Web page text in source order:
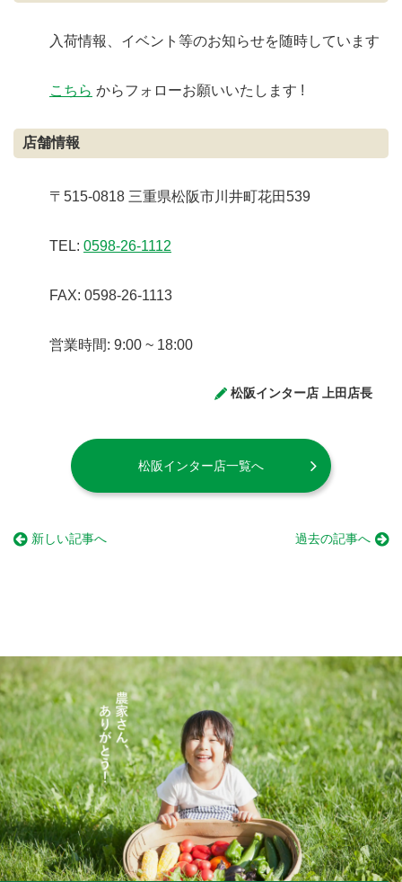
入荷情報、イベント等のお知らせを随時しています
こちら からフォローお願いいたします !
店舗情報
〒515-0818 三重県松阪市川井町花田539
TEL: 0598-26-1112
FAX: 0598-26-1113
営業時間: 9:00 ~ 18:00
松阪インター店 上田店長
松阪インター店一覧へ
新しい記事へ 過去の記事へ